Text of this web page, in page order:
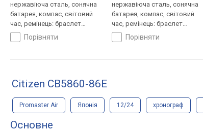
нержавіюча сталь, сонячна
батарея, компас, світовий
час, ремінець: браслет
сталь, WR 100, Японія
порівняти
нержавіюча сталь, сонячна
батарея, компас, світовий
час, ремінець: браслет
сталь, WR 100, Японія
порівняти
Citizen CB5860-86E
Promaster Air Японія 12/24 хронограф
Основне